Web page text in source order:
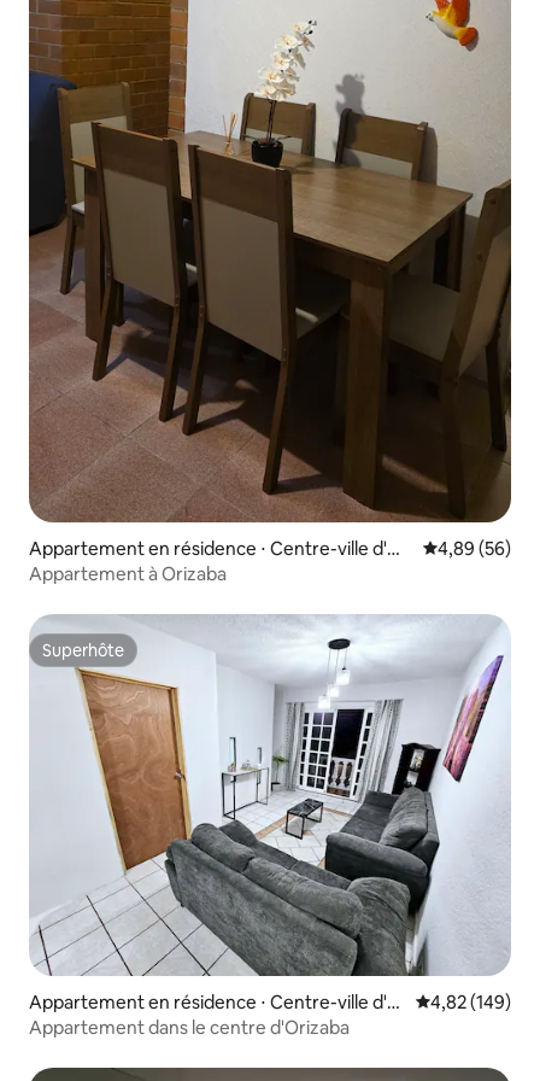
Appartement en résidence ⋅ Centre-ville d'Ori
zaba
Évaluation
4,89 (56)
Appartement à Orizaba
Superhôte
Superhôte
Appartement en résidence ⋅ Centre-ville d'O
rizaba
Évaluation
4,82 (149)
Appartement dans le centre d'Orizaba